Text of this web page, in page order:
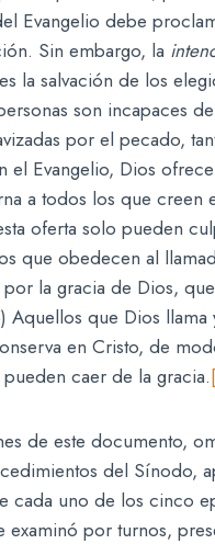
Evangelio debe
Sin embargo, la
la salvación de los
son incapaces
por el pecado,
el Evangelio, Dios
a todos los que creen
oferta solo pueden
que obedecen al
la gracia de Dios,
Aquellos que Dios llama
en Cristo, de
caer de la gracia.
de este documento,
del Sínodo,
cada uno de los cinco
examinó por turnos,